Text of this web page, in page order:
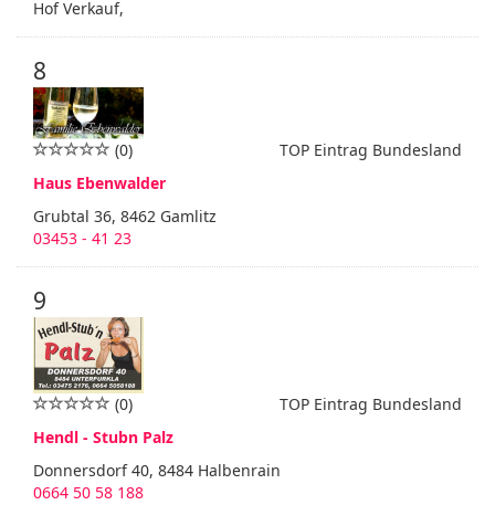
Hof Verkauf,
8
TOP Eintrag Bundesland
(0)
Haus Ebenwalder
Grubtal 36, 8462 Gamlitz
03453 - 41 23
9
TOP Eintrag Bundesland
(0)
Hendl - Stubn Palz
Donnersdorf 40, 8484 Halbenrain
0664 50 58 188